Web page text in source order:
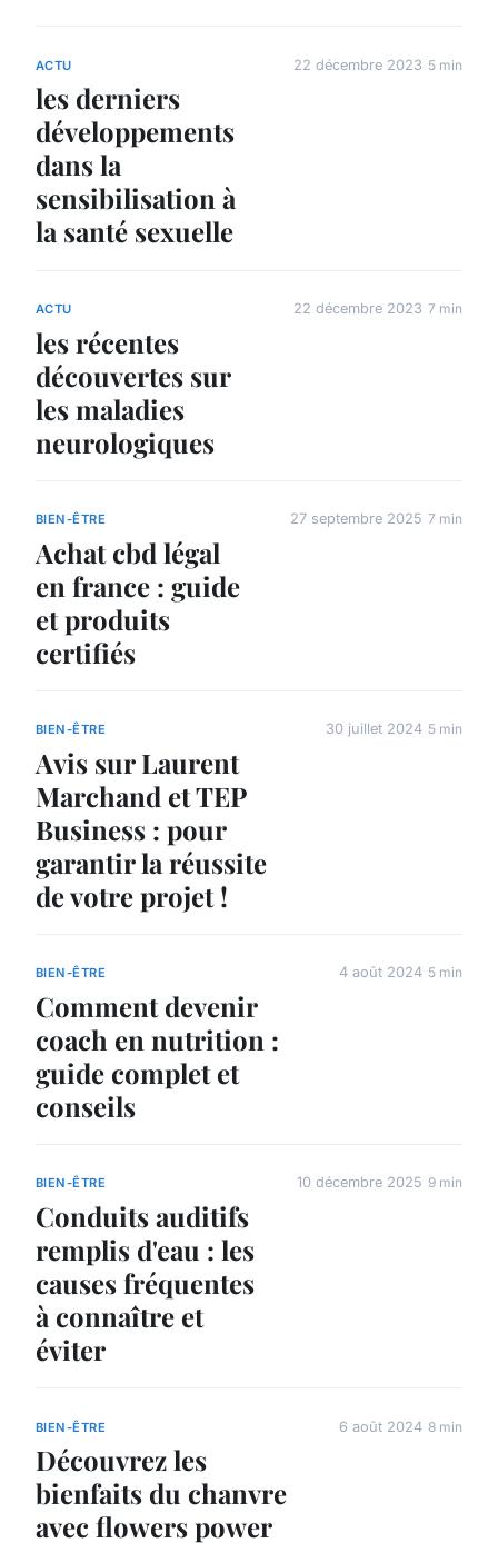
ACTU
les derniers
développements
dans la
sensibilisation à
la santé sexuelle
22 décembre 2023 5 min
ACTU
les récentes
découvertes sur
les maladies
neurologiques
22 décembre 2023 7 min
BIEN-ÊTRE
Achat cbd légal
en france : guide
et produits
certifiés
27 septembre 2025 7 min
BIEN-ÊTRE
Avis sur Laurent
Marchand et TEP
Business : pour
garantir la réussite
de votre projet !
30 juillet 2024 5 min
BIEN-ÊTRE
Comment devenir
coach en nutrition :
guide complet et
conseils
4 août 2024 5 min
BIEN-ÊTRE
Conduits auditifs
remplis d'eau : les
causes fréquentes
à connaître et
éviter
10 décembre 2025 9 min
BIEN-ÊTRE
Découvrez les
bienfaits du chanvre
avec flowers power
6 août 2024 8 min